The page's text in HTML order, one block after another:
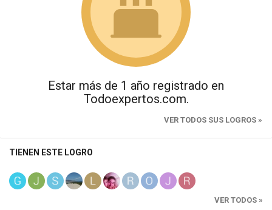
Estar más de 1 año registrado en
Todoexpertos.com.
VER TODOS SUS LOGROS »
TIENEN ESTE LOGRO
VER TODOS »